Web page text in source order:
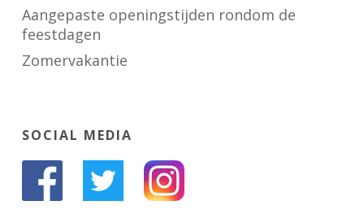
Aangepaste openingstijden rondom de
feestdagen
Zomervakantie
SOCIAL MEDIA